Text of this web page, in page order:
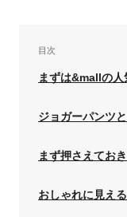
目次
まずは&mallの人
ジョガーパンツ
まず押さえてお
おしゃれに見え